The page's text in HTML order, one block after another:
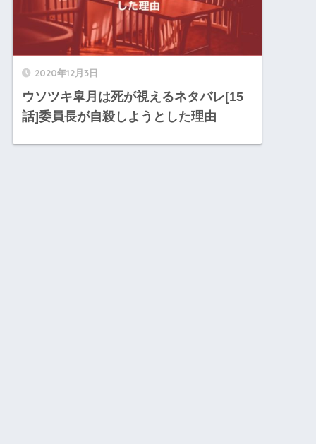
2020年12月3日
ウソツキ皐月は死が視えるネタバレ[15
話]委員長が自殺しようとした理由